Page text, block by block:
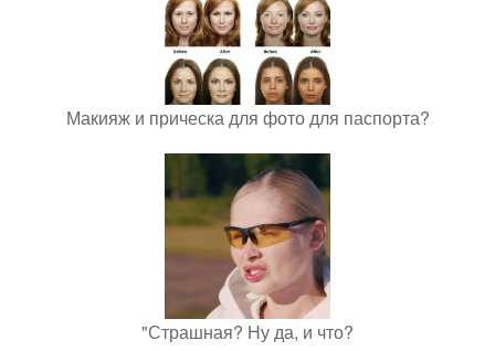
Макияж и прическа для фото для паспорта?
"Страшная? Ну да, и что?